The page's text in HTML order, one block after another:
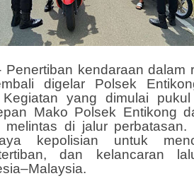
Penertiban kendaraan dalam
digelar Polsek
yang dimulai
Mako Polsek Entikong
melintas di jalur
kepolisian untuk
dan kelancaran